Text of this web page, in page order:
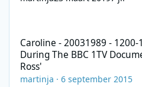
Caroline - 20031989 - 1200-
During The BBC 1TV
Ross'
martinja ·6 september 2015